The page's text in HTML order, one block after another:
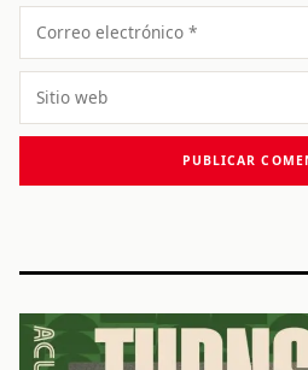
Correo
electrónico
Sitio
web